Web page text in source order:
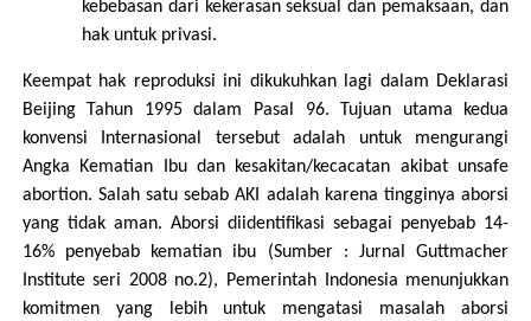
kebebasan dari kekerasan seksual dan pemaksaan, dan
hak untuk privasi.
Keempat hak reproduksi ini dikukuhkan lagi dalam Deklarasi
Beijing Tahun 1995 dalam Pasal 96. Tujuan utama kedua
konvensi Internasional tersebut adalah untuk mengurangi
Angka Kematian Ibu dan kesakitan/kecacatan akibat unsafe
abortion. Salah satu sebab AKI adalah karena tingginya aborsi
yang tidak aman. Aborsi diidentifikasi sebagai penyebab 14-
16% penyebab kematian ibu (Sumber : Jurnal Guttmacher
Institute seri 2008 no.2), Pemerintah Indonesia menunjukkan
komitmen yang lebih untuk mengatasi masalah aborsi